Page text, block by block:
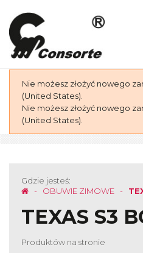
Nie możesz złożyć nowego
(United States).
Nie możesz złożyć nowego
(United States).
Gdzie jesteś:
OBUWIE ZIMOWE
TEXAS S3
Produktów na stronie